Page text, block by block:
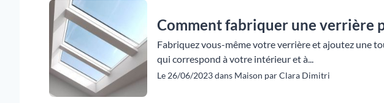
Comment fabriquer une verrière
Fabriquez vous-même votre verrière et ajoutez une
qui correspond à votre intérieur et à...
Le 26/06/2023 dans Maison par Clara Dimitri